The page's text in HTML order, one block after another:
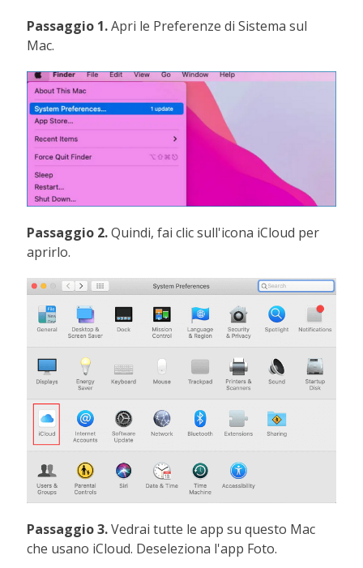
Passaggio 1.Apri le Preferenze di Sistema sul
Mac.
Passaggio 2.Quindi, fai clic sull'icona iCloud per
aprirlo.
Passaggio 3.Vedrai tutte le app su questo Mac
che usano iCloud. Deseleziona l'app Foto.